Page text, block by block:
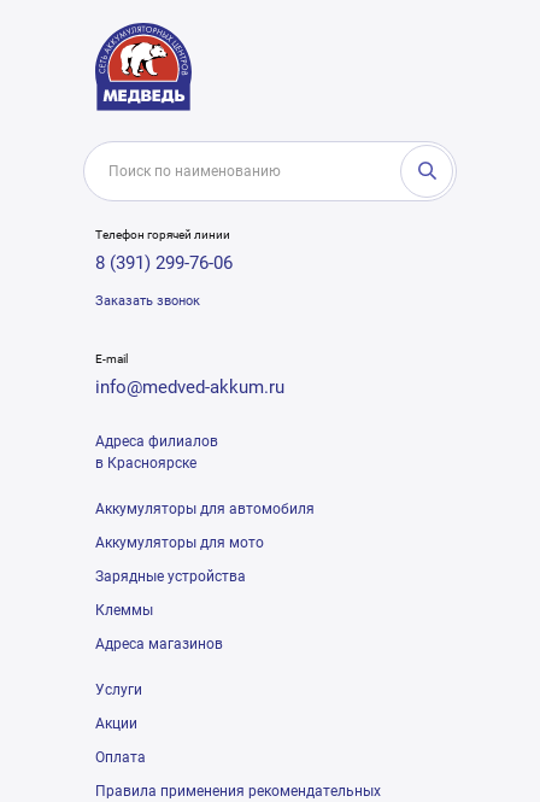
Телефон горячей линии
8 (391) 299-76-06
Заказать звонок
E-mail
info@medved-akkum.ru
Адреса филиалов
в Красноярске
Аккумуляторы для автомобиля
Аккумуляторы для мото
Зарядные устройства
Клеммы
Адреса магазинов
Услуги
Акции
Оплата
Правила применения рекомендательных